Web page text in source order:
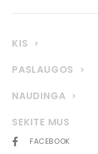
KIS
PASLAUGOS
NAUDINGA
SEKITE MUS
FACEBOOK